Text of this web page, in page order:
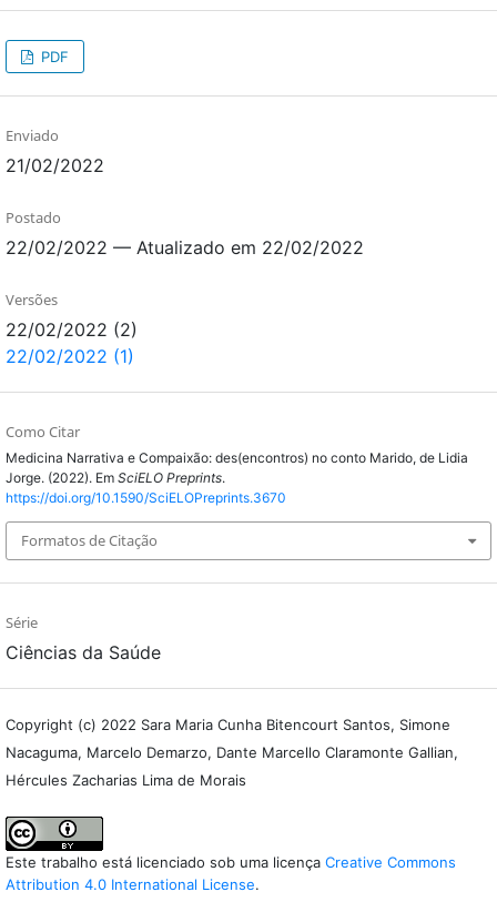
PDF
Enviado
21/02/2022
Postado
22/02/2022 — Atualizado em 22/02/2022
Versões
22/02/2022 (2)
22/02/2022 (1)
Como Citar
Medicina Narrativa e Compaixão: des(encontros) no conto Marido, de Lidia
Jorge. (2022). Em SciELO Preprints.
https://doi.org/10.1590/SciELOPreprints.3670
Formatos de Citação
Série
Ciências da Saúde
Copyright (c) 2022 Sara Maria Cunha Bitencourt Santos, Simone
Nacaguma, Marcelo Demarzo, Dante Marcello Claramonte Gallian,
Hércules Zacharias Lima de Morais
Este trabalho está licenciado sob uma licença Creative Commons
Attribution 4.0 International License.